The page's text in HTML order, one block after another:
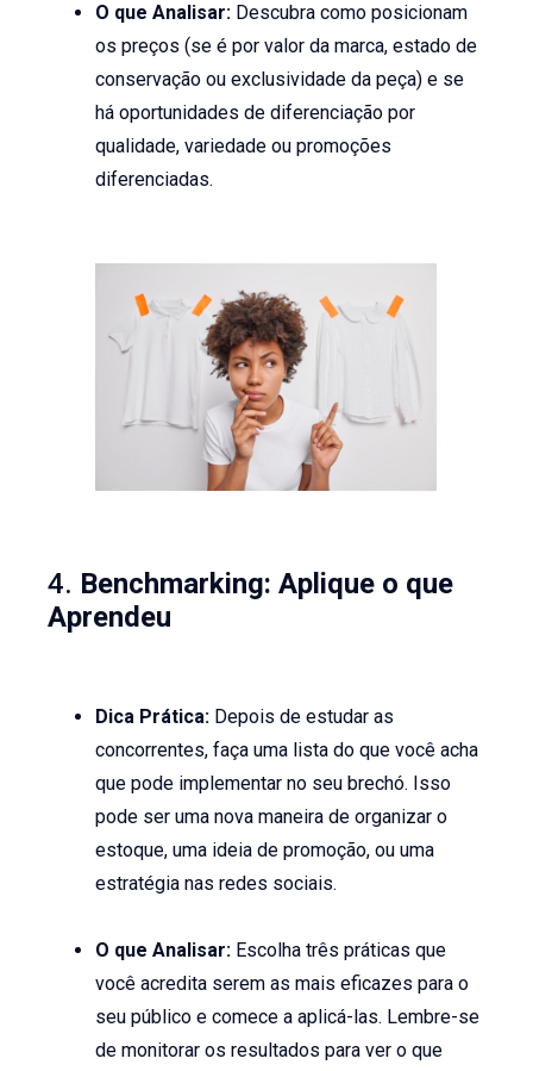
O que Analisar: Descubra como posicionam
os preços (se é por valor da marca, estado de
conservação ou exclusividade da peça) e se
há oportunidades de diferenciação por
qualidade, variedade ou promoções
diferenciadas.
4. Benchmarking: Aplique o que
Aprendeu
Dica Prática: Depois de estudar as
concorrentes, faça uma lista do que você acha
que pode implementar no seu brechó. Isso
pode ser uma nova maneira de organizar o
estoque, uma ideia de promoção, ou uma
estratégia nas redes sociais.
O que Analisar: Escolha três práticas que
você acredita serem as mais eficazes para o
seu público e comece a aplicá-las. Lembre-se
de monitorar os resultados para ver o que